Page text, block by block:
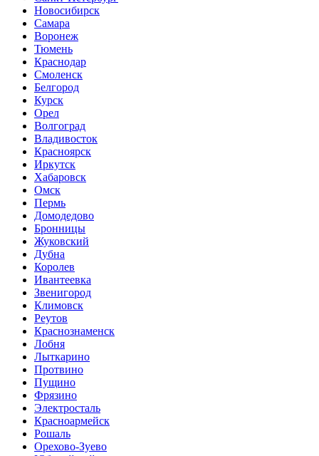
Новосибирск
Самара
Воронеж
Тюмень
Краснодар
Смоленск
Белгород
Курск
Орел
Волгоград
Владивосток
Красноярск
Иркутск
Хабаровск
Омск
Пермь
Домодедово
Бронницы
Жуковский
Дубна
Королев
Ивантеевка
Звенигород
Климовск
Реутов
Краснознаменск
Лобня
Лыткарино
Протвино
Пущино
Фрязино
Электросталь
Красноармейск
Рошаль
Орехово-Зуево